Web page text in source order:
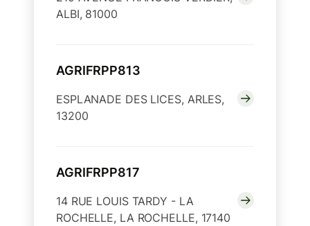
ALBI, 81000
AGRIFRPP813
ESPLANADE DES LICES, ARLES,
13200
AGRIFRPP817
14 RUE LOUIS TARDY - LA
ROCHELLE, LA ROCHELLE, 17140